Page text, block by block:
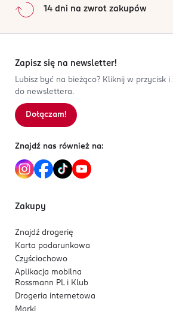
14 dni na zwrot zakupów
Zapisz się na newsletter!
Lubisz być na bieżąco? Kliknij w przycisk i
do newslettera.
Dołączam!
Znajdź nas również na:
Zakupy
Znajdź drogerię
Karta podarunkowa
Czyściochowo
Aplikacja mobilna
Rossmann PL i Klub
Drogeria internetowa
Marki